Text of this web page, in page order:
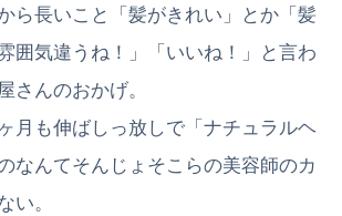
ら長いこと「髪がきれい」とか「髪
囲気違うね！」「いいね！」と言わ
さんのおかげ。
月も伸ばしっ放しで「ナチュラルヘ
なんてそんじょそこらの美容師のカ
い。